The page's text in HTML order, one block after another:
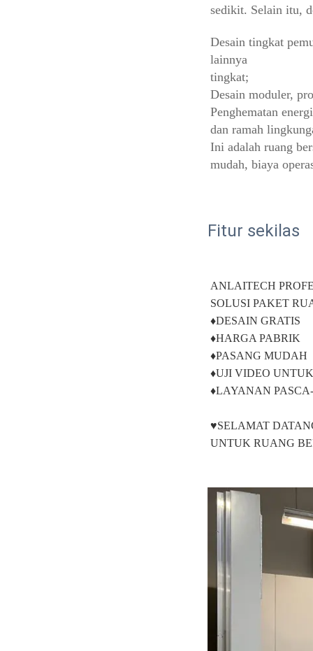
sedikit. Selain itu,
Desain tingkat
lainnya
tingkat;
Desain moduler,
Penghematan
dan ramah
Ini adalah ruang
mudah, biaya
Fitur sekilas
ANLAITECH
SOLUSI PAKET
♦DESAIN GRATIS
♦HARGA PABRIK
♦PASANG MUDAH
♦UJI VIDEO
♦LAYANAN
♥SELAMAT
UNTUK RUANG